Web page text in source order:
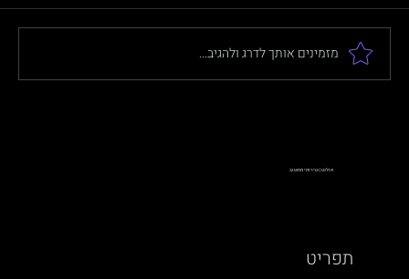
מזמינים אותך לדרג ולהגיב...
אולנט | שירותי מחשוב
תפריט